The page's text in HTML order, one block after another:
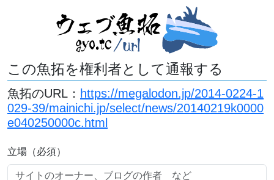
この魚拓を権利者として通報する
魚拓のURL： https://megalodon.jp/2014-0224-1
029-39/mainichi.jp/select/news/20140219k0000
e040250000c.html
立場（必須）